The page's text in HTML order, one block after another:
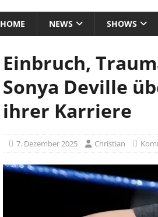
HOME NEWS SHOWS
Einbruch,
Sonya Deville
ihrer Karriere
7. Dezember 2025 Christian